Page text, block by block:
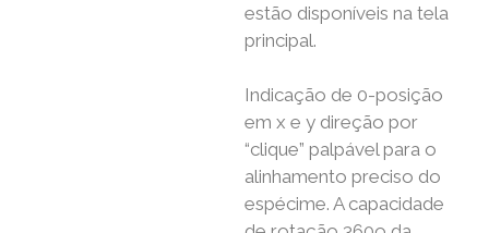
estão disponíveis na tela
principal.
Indicação de 0-posição
em x e y direção por
“clique” palpável para o
alinhamento preciso do
espécime. A capacidade